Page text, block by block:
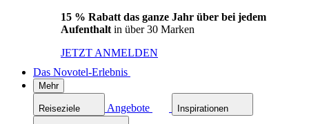
15 % Rabatt das ganze Jahr über bei jedem
Aufenthalt in über 30 Marken
JETZT ANMELDEN
Das Novotel-Erlebnis
Mehr
Reiseziele Angebote Inspirationen